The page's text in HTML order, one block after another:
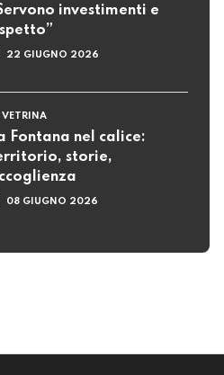
investimenti e
22 GIUGNO 2026
VETRINA
Fontana nel calice:
storie,
08 GIUGNO 2026